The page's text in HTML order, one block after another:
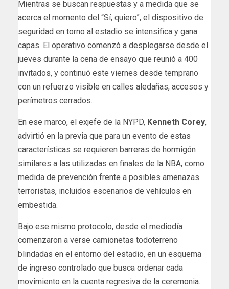
Mientras se buscan respuestas y a medida que se
acerca el momento del “Sí, quiero”, el dispositivo de
seguridad en torno al estadio se intensifica y gana
capas. El operativo comenzó a desplegarse desde el
jueves durante la cena de ensayo que reunió a 400
invitados, y continuó este viernes desde temprano
con un refuerzo visible en calles aledañas, accesos y
perímetros cerrados.
En ese marco, el exjefe de la NYPD, Kenneth Corey,
advirtió en la previa que para un evento de estas
características se requieren barreras de hormigón
similares a las utilizadas en finales de la NBA, como
medida de prevención frente a posibles amenazas
terroristas, incluidos escenarios de vehículos en
embestida.
Bajo ese mismo protocolo, desde el mediodía
comenzaron a verse camionetas todoterreno
blindadas en el entorno del estadio, en un esquema
de ingreso controlado que busca ordenar cada
movimiento en la cuenta regresiva de la ceremonia.